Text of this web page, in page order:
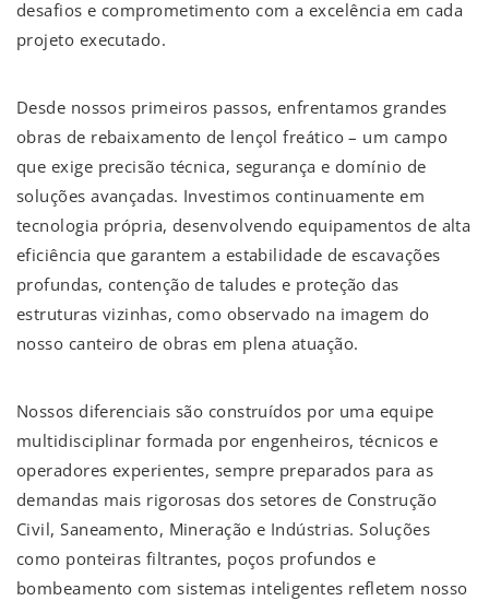
desafios e comprometimento com a excelência em cada
projeto executado.
Desde nossos primeiros passos, enfrentamos grandes
obras de rebaixamento de lençol freático – um campo
que exige precisão técnica, segurança e domínio de
soluções avançadas. Investimos continuamente em
tecnologia própria, desenvolvendo equipamentos de alta
eficiência que garantem a estabilidade de escavações
profundas, contenção de taludes e proteção das
estruturas vizinhas, como observado na imagem do
nosso canteiro de obras em plena atuação.
Nossos diferenciais são construídos por uma equipe
multidisciplinar formada por engenheiros, técnicos e
operadores experientes, sempre preparados para as
demandas mais rigorosas dos setores de Construção
Civil, Saneamento, Mineração e Indústrias. Soluções
como ponteiras filtrantes, poços profundos e
bombeamento com sistemas inteligentes refletem nosso